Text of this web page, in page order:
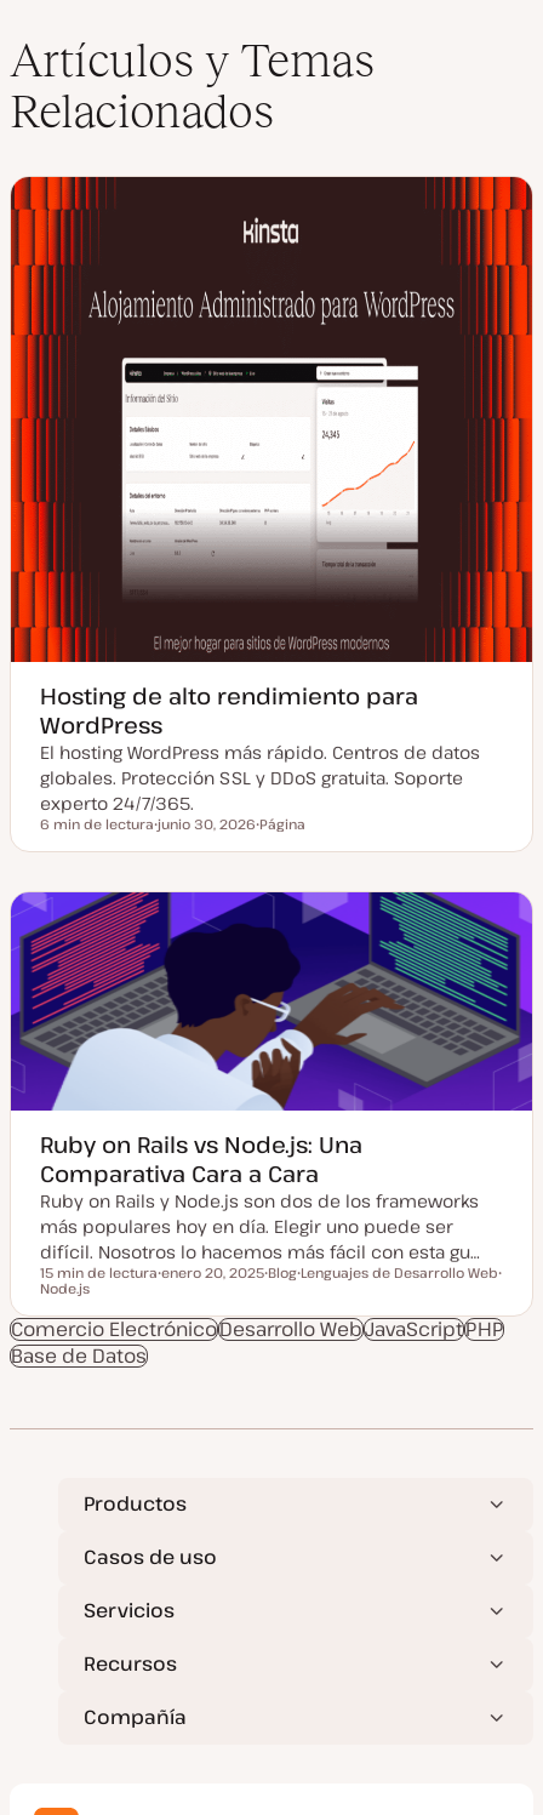
Artículos y Temas
Relacionados
Hosting de alto rendimiento para
WordPress
El hosting WordPress más rápido. Centros de datos
globales. Protección SSL y DDoS gratuita. Soporte
experto 24/7/365.
Tiempo de lectura
6 min de lectura
e
a
a
t
u
a
l
i
z
a
junio 30, 2026
i
d
p
Página
Ruby on Rails vs Node.js: Una
Comparativa Cara a Cara
Ruby on Rails y Node.js son dos de los frameworks
más populares hoy en día. Elegir uno puede ser
difícil. Nosotros lo hacemos más fácil con esta gu…
Tiempo de lectura
15 min de lectura
c
h
a
d
enero 20, 2025
p
o
t
Blog
m
a
Lenguajes de Desarrollo Web
m
a
Node.js
Comercio ElectrónicoDesarrollo WebJavaScriptPHP
Base de Datos
Productos
Casos de uso
Servicios
Recursos
Compañía